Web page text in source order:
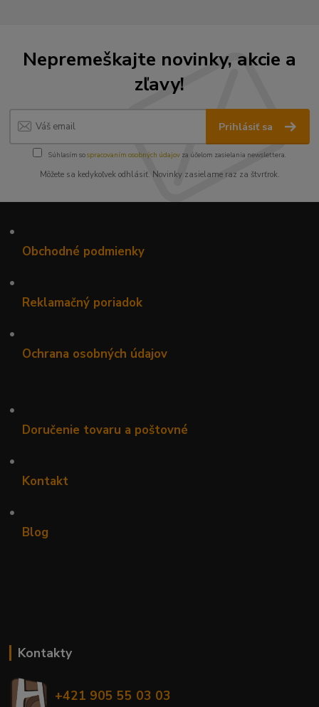
Nepremeškajte novinky, akcie a
zľavy!
Prihlásiť sa
Súhlasím sospracovaním osobných údajov za účelom zasielania newslettera.
Môžete sa kedykoľvek odhlásiť. Novinky zasielame raz za štvrťrok.
•
Obchodné podmienky
•
Reklamačný poriadok
•
Ochrana osobných údajov
•
Doručenie tovaru a poštovné
•
Kontakt
•
Blog
Kontakty
+421 905 55 03 03